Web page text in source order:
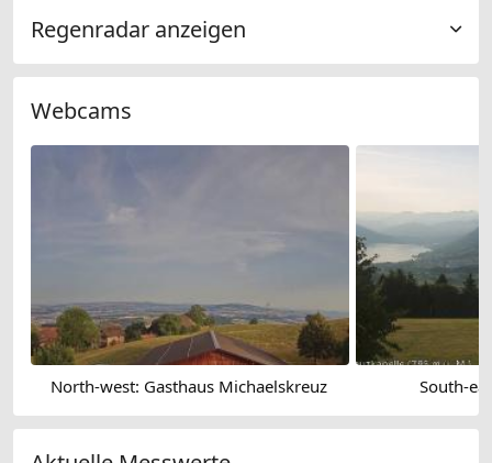
Regenradar anzeigen
Webcams
North-west: Gasthaus Michaelskreuz South-